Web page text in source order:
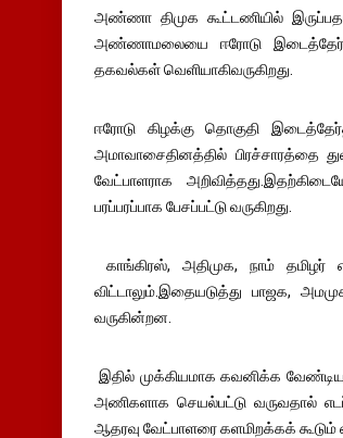
அண்ணா திமுக கூட்டணியில்
அண்ணாமலையை ஈரோடு
தகவல்கள் வெளியாகிவருகிறது.
ஈரோடு கிழக்கு தொகுதி
அமாவாசைதினத்தில் பிரச்சாரத்தை
வேட்பாளராக
பரப்பரப்பாக பேசப்பட்டு வருகிறது.
காங்கிரஸ், அதிமுக, நாம் தமிழர்
விட்டாலும்.இதையடுத்து பாஜக,
வருகின்றன.
இதில் முக்கியமாக கவனிக்க
அணிகளாக செயல்பட்டு வருவதால்
ஆதரவு வேட்பாளரை களமிறக்கக் கூடும்